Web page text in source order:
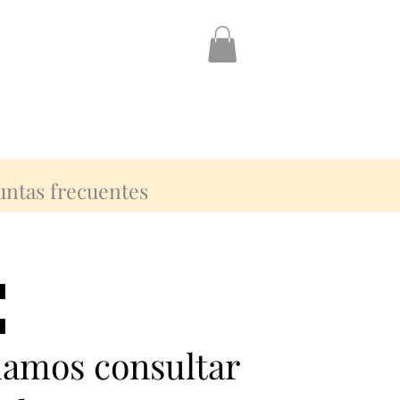
frecuentes
consultar